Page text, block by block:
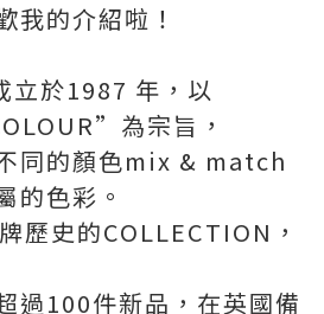
我的介紹啦！
立於1987 年，以
為宗旨，
同的顏色mix & match
的色彩。
歷史的COLLECTION，
過100件新品，在英國備